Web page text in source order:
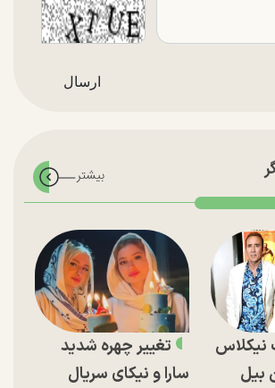
نیکلاس
بیل
تغییر چهره شدید
سارا و نیکای سریال